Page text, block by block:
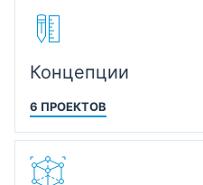
Концепции
6 ПРОЕКТОВ